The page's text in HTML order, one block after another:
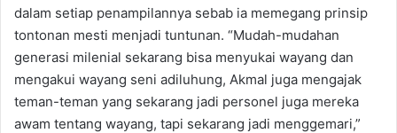
dalam setiap penampilannya sebab ia memegang prinsip
tontonan mesti menjadi tuntunan. “Mudah-mudahan
generasi milenial sekarang bisa menyukai wayang dan
mengakui wayang seni adiluhung, Akmal juga mengajak
teman-teman yang sekarang jadi personel juga mereka
awam tentang wayang, tapi sekarang jadi menggemari,”